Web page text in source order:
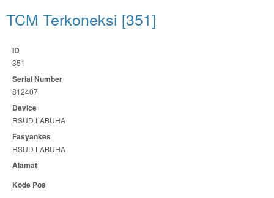
TCM Terkoneksi [351]
ID
351
Serial Number
812407
Device
RSUD LABUHA
Fasyankes
RSUD LABUHA
Alamat
Kode Pos